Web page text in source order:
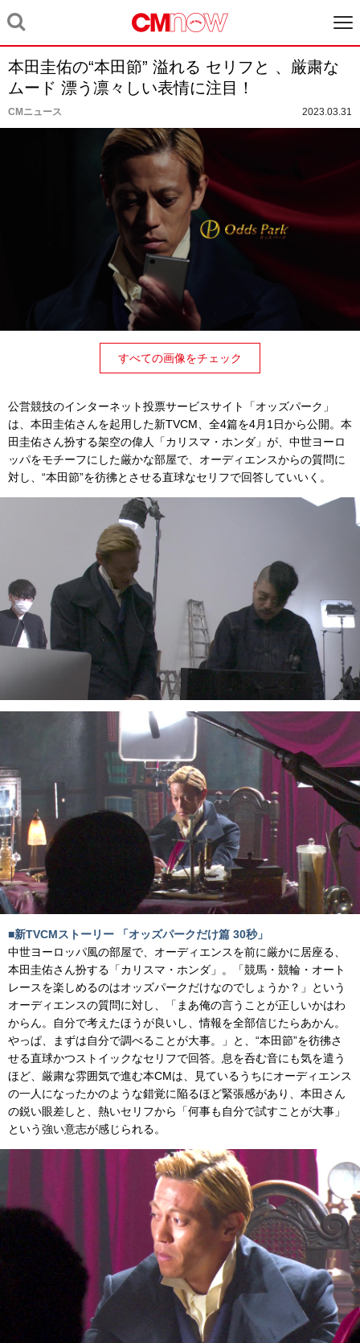
本田圭佑の“本田節” 溢れる セリフと 、厳粛な
ムード 漂う凛々しい表情に注目！
CMニュース 2023.03.31
すべての画像をチェック
公営競技のインターネット投票サービスサイト「オッズパーク」
は、本田圭佑さんを起用した新TVCM、全4篇を4月1日から公開。本
田圭佑さん扮する架空の偉人「カリスマ・ホンダ」が、中世ヨーロ
ッパをモチーフにした厳かな部屋で、オーディエンスからの質問に
対し、“本田節”を彷彿とさせる直球なセリフで回答していいく。
■新TVCMストーリー 「オッズパークだけ篇 30秒」
中世ヨーロッパ風の部屋で、オーディエンスを前に厳かに居座る、
本田圭佑さん扮する「カリスマ・ホンダ」。「競馬・競輪・オート
レースを楽しめるのはオッズパークだけなのでしょうか？」という
オーディエンスの質問に対し、「まあ俺の言うことが正しいかはわ
からん。自分で考えたほうが良いし、情報を全部信じたらあかん。
やっぱ、まずは自分で調べることが大事。」と、“本田節”を彷彿さ
せる直球かつストイックなセリフで回答。息を呑む音にも気を遣う
ほど、厳粛な雰囲気で進む本CMは、見ているうちにオーディエンス
の一人になったかのような錯覚に陥るほど緊張感があり、本田さん
の鋭い眼差しと、熱いセリフから「何事も自分で試すことが大事」
という強い意志が感じられる。